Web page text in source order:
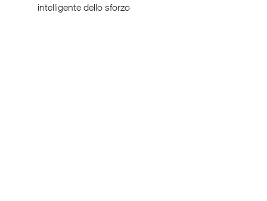
intelligente dello sforzo